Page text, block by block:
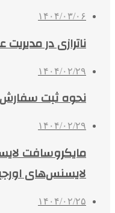
۱۴۰۴/۰۳/۰۶
ناترازی در
۱۴۰۴/۰۲/۲۹
نحوه ثبت
۱۴۰۴/۰۲/۲۹
مایکروسافت
لایسنس‌های
۱۴۰۴/۰۲/۲۵